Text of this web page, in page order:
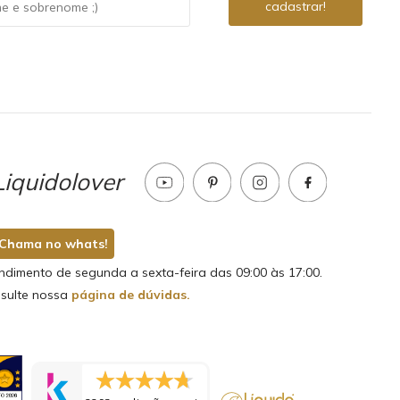
no whats!
de segunda a sexta-feira das 09:00 às 17:00.
nossa página de dúvidas.